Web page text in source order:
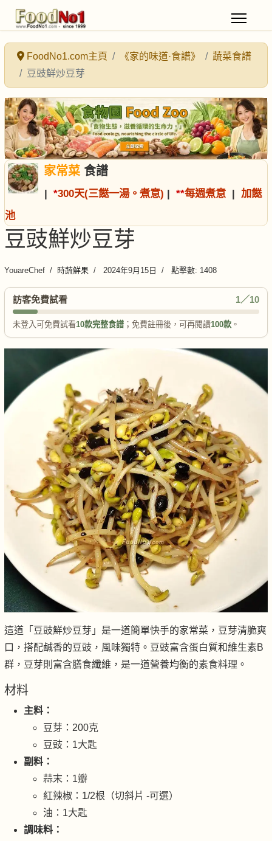
FoodNo1.com主頁 《家的味道·食譜》
蔬菜食譜
豆豉鮮炒豆芽
家常菜食譜
| *300天(三餸一湯。煮意) | **每週煮意 | 加餸
池
豆豉鮮炒豆芽
YouareChef 時蔬鮮果 2024年9月15日 點擊數: 1408
訪客免費試看 1／10
未登入可免費試看10款完整食譜 ；免費註冊後，可再閱讀100款 。
這道「豆豉鮮炒豆芽」是一道簡單快手的家常菜，豆芽清脆爽
口，搭配鹹香的豆豉，風味獨特。豆豉富含蛋白質和維生素B
群，豆芽則富含膳食纖維，是一道營養均衡的素食料理。
材料
主料：
豆芽：200克
豆豉：1大匙
副料：
蒜末：1瓣
紅辣椒：1/2根（切斜片 -可選）
油：1大匙
調味料：